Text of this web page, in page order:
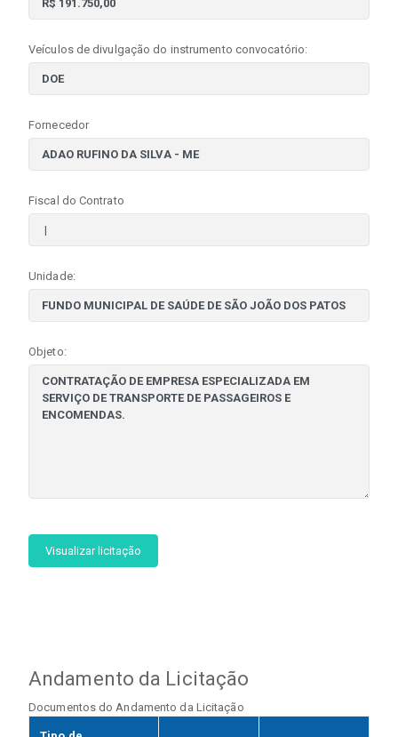
Veículos de divulgação do instrumento convocatório:
Fornecedor
Fiscal do Contrato
Unidade:
Objeto:
Visualizar licitação
Andamento da Licitação
Documentos do Andamento da Licitação